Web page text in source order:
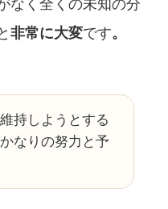
なく全くの未知の分
非常に大変です。
持しようとする
なりの努力と予